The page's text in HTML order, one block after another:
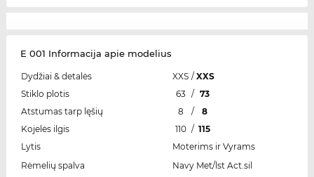
E 001 Informacija apie modelius
Dydžiai & detalės XXS / XXS
Stiklo plotis
63 / 73
Atstumas tarp lęšių
8 /
8
Kojelės ilgis
110 / 115
Lytis
Moterims ir Vyrams
Rėmelių spalva
Navy Met/lst Act.sil